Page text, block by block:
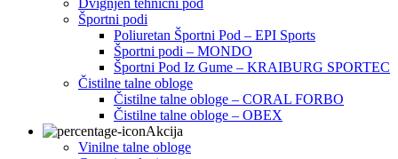
Športni podi
Poliuretan Športni Pod – EPI Sports
Športni podi – MONDO
Športni Pod Iz Gume – KRAIBURG SPORTEC
Čistilne talne obloge
Čistilne talne obloge – CORAL FORBO
Čistilne talne obloge – OBEX
Akcija
Vinilne talne obloge